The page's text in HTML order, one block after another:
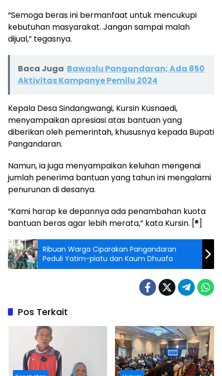
“Semoga beras ini bermanfaat untuk mencukupi
kebutuhan masyarakat. Jangan sampai malah
dijual,” tegasnya.
Baca Juga Bawaslu Pangandaran; Ada 850
Aktivitas Kampanye Pemilu 2024
Kepala Desa Sindangwangi, Kursin Kusnaedi,
menyampaikan apresiasi atas bantuan yang
diberikan oleh pemerintah, khususnya kepada Bupati
Pangandaran.
Namun, ia juga menyampaikan keluhan mengenai
jumlah penerima bantuan yang tahun ini mengalami
penurunan di desanya.
“Kami harap ke depannya ada penambahan kuota
bantuan beras agar lebih merata,” kata Kursin. [®]
Ribuan Warga Ciparakan Pangandaran
Peduli Yatim-piatu dan Kaum Dhuafa
Pos Terkait